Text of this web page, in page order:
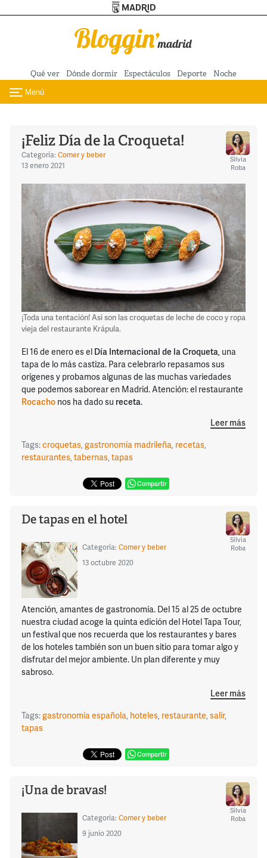
Pasar al contenido principal
Qué ver Dónde dormir Espectáculos Deporte Noche
Toggle navigation
Menú
¡Feliz Día de la Croqueta!
Categoría: Comer y beber
13 enero 2021
Silvia
Roba
¡Toda una tentación! Así son las croquetas de leche de coco y ropa
vieja del restaurante Krápula.
El 16 de enero es el Día Internacional de la Croqueta, una
tapa de lo más castiza. Para celebrarlo repasamos sus
orígenes y probamos algunas de las muchas variedades
que podemos saborear en Madrid. Atención: el restaurante
Rocacho nos ha dado su receta.
Leer más
Tags:croquetas,gastronomía madrileña, recetas,
restaurantes,tabernas,tapas
Compartir
De tapas en el hotel
Silvia
Roba
Categoría: Comer y beber
13 octubre 2020
Atención, amantes de gastronomía. Del 15 al 25 de octubre
nuestra ciudad acoge la quinta edición del Hotel Tapa Tour,
un festival que nos recuerda que los restaurantes y bares
de los hoteles también son un buen sitio para tomar algo y
disfrutar del mejor ambiente. Un plan diferente y muy
sabroso.
Leer más
Tags:gastronomía española hoteles restaurante salir,
tapas
Compartir
¡Una de bravas!
Silvia
Roba
Categoría: Comer y beber
9 junio 2020